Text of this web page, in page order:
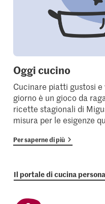
Oggi cucino
Cucinare piatti gustosi e
giorno è un gioco da
ricette stagionali di
misura per le esigenze
Per saperne di più
Il portale di cucina